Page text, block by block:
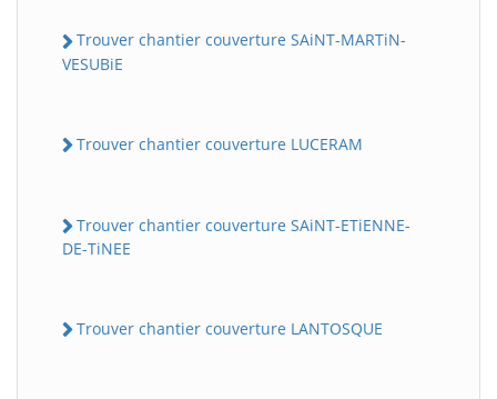
Trouver chantier couverture SAiNT-MARTiN-
VESUBiE
Trouver chantier couverture LUCERAM
Trouver chantier couverture SAiNT-ETiENNE-
DE-TiNEE
Trouver chantier couverture LANTOSQUE